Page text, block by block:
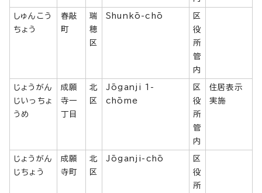
しゅんこう
ちょう
春敲
町
瑞
穂
区
Shunkō-chō
区
役
所
管
内
じょうがん
じいっちょ
うめ
成願
寺一
丁目
北
区
Jōganji 1-
chōme
区
役
所
管
内
住居表示
実施
じょうがん
じちょう
成願
寺町
北
区
Jōganji-chō
区
役
所